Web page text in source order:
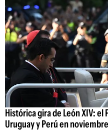
Histórica gira de León XIV: el
Uruguay y Perú en noviembre